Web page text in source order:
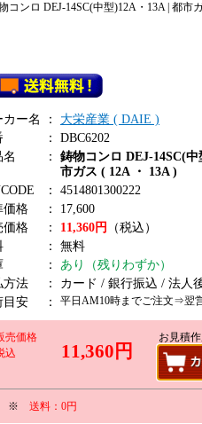
ンロ DEJ-14SC(中型)12A・13A | 都市
カー名 ：
大栄産業 ( DAIE )
：
DBC6202
名
：
鋳物コンロ DEJ-14SC(中
市ガス ( 12A ・ 13A )
：
4514801300222
価格
：
17,600
価格
： 11,360円
（税込）
：
無料
：
あり（残りわずか）
方法
：
カード / 銀行振込 / 法人
目安
： 平日AM10時までご注文⇒翌
売価格
込
11,360円
お見積
※ 送料：0円